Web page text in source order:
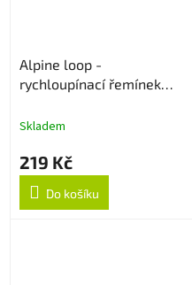
Alpine loop -
rychloupínací řemínek
Skladem
219 Kč
Do košíku